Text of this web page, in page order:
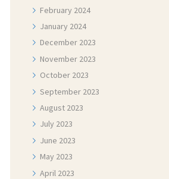
February 2024
January 2024
December 2023
November 2023
October 2023
September 2023
August 2023
July 2023
June 2023
May 2023
April 2023